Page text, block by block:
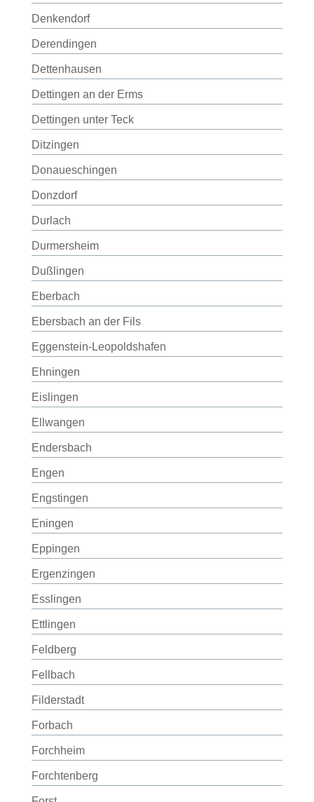
Denkendorf
Derendingen
Dettenhausen
Dettingen an der Erms
Dettingen unter Teck
Ditzingen
Donaueschingen
Donzdorf
Durlach
Durmersheim
Dußlingen
Eberbach
Ebersbach an der Fils
Eggenstein-Leopoldshafen
Ehningen
Eislingen
Ellwangen
Endersbach
Engen
Engstingen
Eningen
Eppingen
Ergenzingen
Esslingen
Ettlingen
Feldberg
Fellbach
Filderstadt
Forbach
Forchheim
Forchtenberg